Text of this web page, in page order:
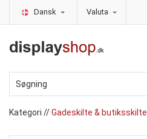
Dansk Valuta
Kategori //Gadeskilte & butiksskilte